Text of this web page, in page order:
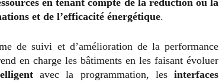
et de l’efficacité énergétique.
de suivi et d’amélioration de la performance
en charge les bâtiments en les faisant évoluer
avec la programmation, les interfaces